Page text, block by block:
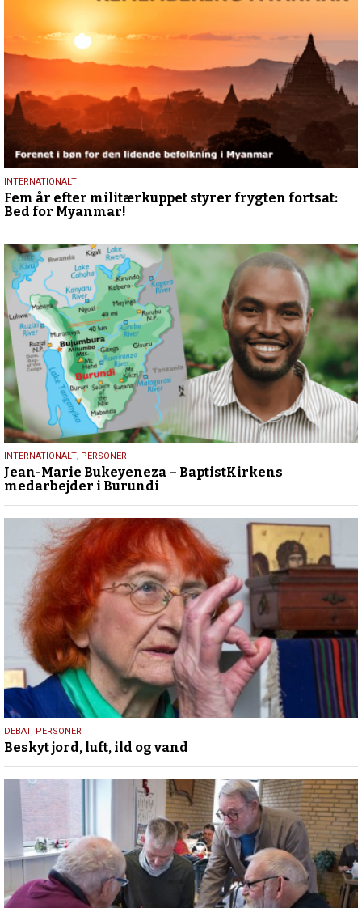
2.
februar
2026
INTERNATIONALT
Fem år efter militærkuppet styrer frygten fortsat:
Bed for Myanmar!
2.
marts
2025
INTERNATIONALT, PERSONER
Jean-Marie Bukeyeneza – BaptistKirkens
medarbejder i Burundi
3.
januar
2025
DEBAT, PERSONER
Beskyt jord, luft, ild og vand